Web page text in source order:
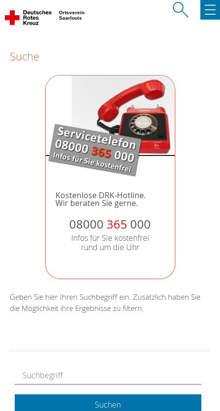
Ortsverein
Saarlouis
Suche
Kostenlose DRK-Hotline.
Wir beraten Sie gerne.
08000 365 000
Infos für Sie kostenfrei
rund um die Uhr
Geben Sie hier Ihren Suchbegriff ein. Zusätzlich haben Sie
die Möglichkeit ihre Ergebnisse zu filtern.
Suchen